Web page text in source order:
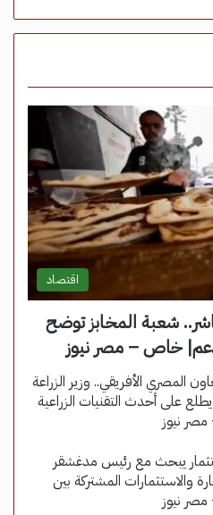
اقتصاد
شعبة المخابز توضح
خاص – مصر نيوز
المصري الأفريقي.. وزير الزراعة
على أحدث التقنيات الزراعية
نيوز
يبحث مع رئيس مدغشقر
والاستثمارات المشتركة بين
مصر نيوز